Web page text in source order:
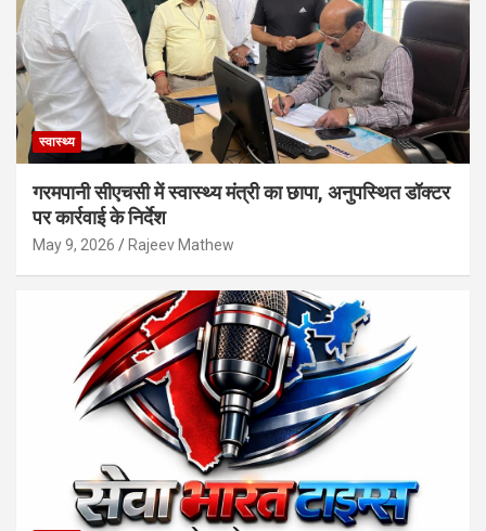
स्वास्थ्य
गरमपानी सीएचसी में स्वास्थ्य मंत्री का छापा, अनुपस्थित डॉक्टर
पर कार्रवाई के निर्देश
May 9, 2026 Rajeev Mathew